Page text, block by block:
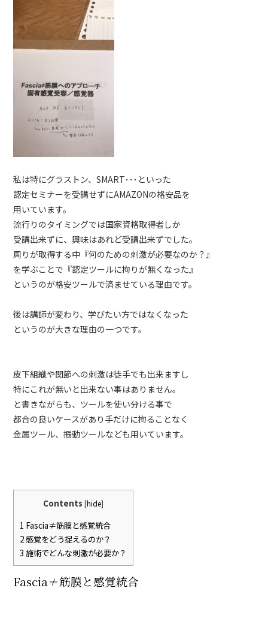
私は特にグラストン、SMART･･･といった
認定セミナーを受講せずにAMAZONの格安品を
用いています。
流行りのタイミングでは国家資格取得者しか
受講出来ずに、興味はあれど受講出来ずでした。
周りが取得する中『何のための刺激が必要なのか？』
を学ぶことで『認定ツールに拘りが無くなった』
というのが格安ツールで済ませている理由です。
後は講師が変わり、学びたい方ではなくなった
というのが大きな理由の一つです。
皮下組織や関節への刺激は徒手でも出来ますし
特にこれが無いと出来ない事はありません。
と書きながらも、ツールを使い分ける事で
都合の良いケースがあり手だけに拘ることなく
金属ツール、振動ツールなども用いています。
Contents [hide]
1 Fascia≠筋膜と感覚統合
2感覚をどう捉えるのか？
3 施術でどんな刺激が必要か？
Fascia≠筋膜と感覚統合